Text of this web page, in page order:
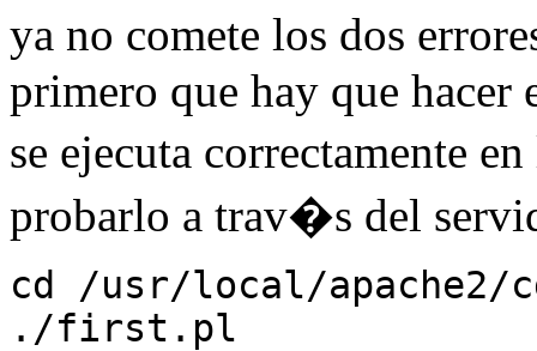
ya no comete los dos
primero que hay que hacer
se ejecuta correctamente
probarlo a trav�s del
cd /usr/local/apache2/
./first.pl